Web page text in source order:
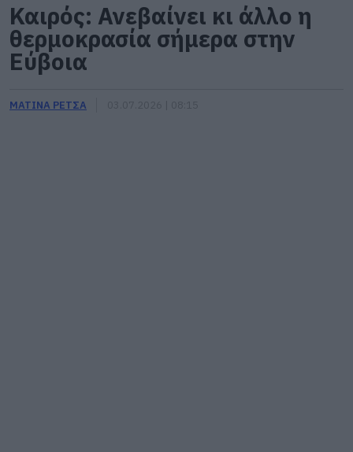
Καιρός: Ανεβαίνει κι άλλο η
θερμοκρασία σήμερα στην
Εύβοια
ΜΑΤΙΝΑ ΡΕΤΣΑ